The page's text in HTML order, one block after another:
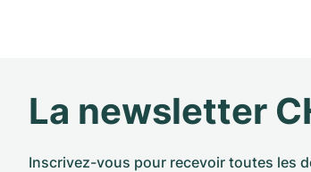
La newsletter
Inscrivez-vous pour recevoir toutes les